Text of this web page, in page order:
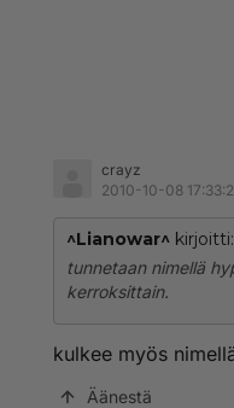
crayz
2010-10-08
^Lianowar^ kirjoitti:
tunnetaan nimellä
kerroksittain.
kulkee myös
Äänestä